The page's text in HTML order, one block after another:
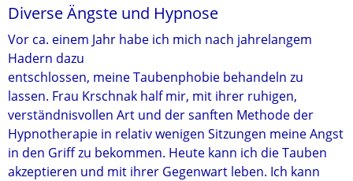
Diverse Ängste und Hypnose
Vor ca. einem Jahr habe ich mich nach jahrelangem
Hadern dazu
entschlossen, meine Taubenphobie behandeln zu
lassen. Frau Krschnak half mir, mit ihrer ruhigen,
verständnisvollen Art und der sanften Methode der
Hypnotherapie in relativ wenigen Sitzungen meine Angst
in den Griff zu bekommen. Heute kann ich die Tauben
akzeptieren und mit ihrer Gegenwart leben. Ich kann